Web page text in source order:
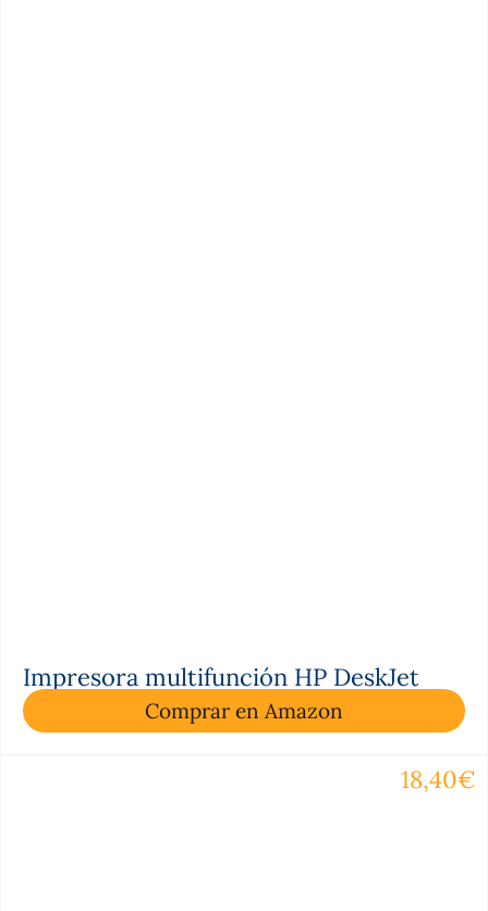
Impresora multifunción HP DeskJet
Comprar en Amazon
18,40€